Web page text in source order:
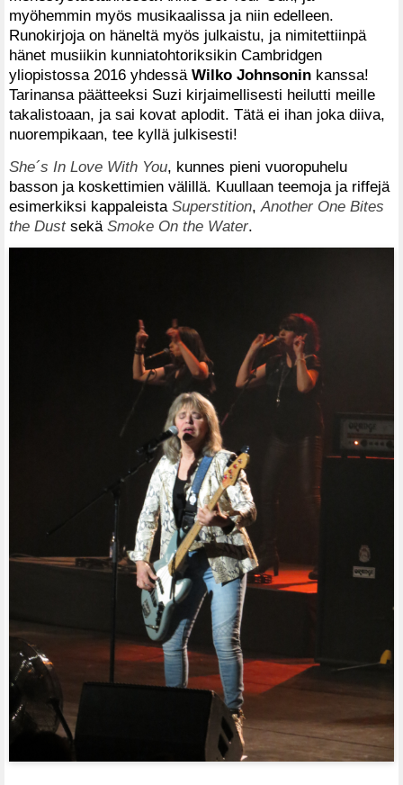
myöhemmin myös musikaalissa ja niin edelleen.
Runokirjoja on häneltä myös julkaistu, ja nimitettiinpä
hänet musiikin kunniatohtoriksikin Cambridgen
yliopistossa 2016 yhdessä Wilko Johnsonin kanssa!
Tarinansa päätteeksi Suzi kirjaimellisesti heilutti meille
takalistoaan, ja sai kovat aplodit. Tätä ei ihan joka diiva,
nuorempikaan, tee kyllä julkisesti!
She´s In Love With You, kunnes pieni vuoropuhelu
basson ja koskettimien välillä. Kuullaan teemoja ja riffejä
esimerkiksi kappaleista Superstition, Another One Bites
the Dustsekä Smoke On the Water.